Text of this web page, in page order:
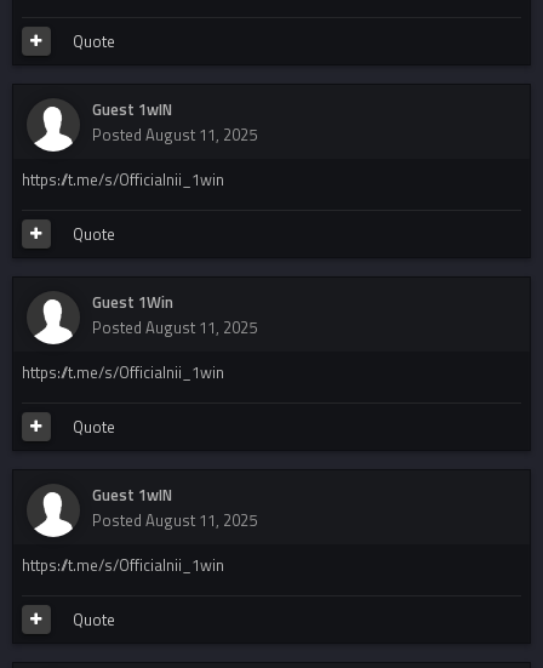
Quote
Guest 1wIN
Posted August 11, 2025
https://t.me/s/Officialnii_1win
Quote
Guest 1Win
Posted August 11, 2025
https://t.me/s/Officialnii_1win
Quote
Guest 1wIN
Posted August 11, 2025
https://t.me/s/Officialnii_1win
Quote